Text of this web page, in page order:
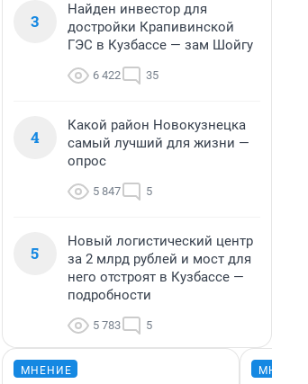
3
Найден инвестор для
достройки Крапивинской
ГЭС в Кузбассе — зам Шойгу
6 422 35
4
Какой район Новокузнецка
самый лучший для жизни —
опрос
5 847 5
5
Новый логистический центр
за 2 млрд рублей и мост для
него отстроят в Кузбассе —
подробности
5 783 5
МНЕНИЕ